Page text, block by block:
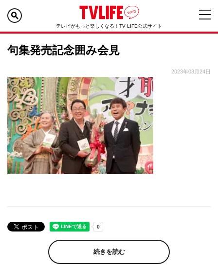
テレビがもっと楽しくなる！TV LIFE公式サイト
句集発売記念囲み会見
2023年03月24日
続きを読む